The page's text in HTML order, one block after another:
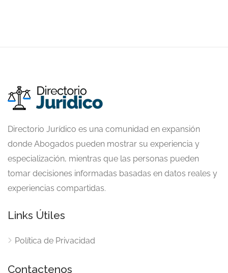
Directorio Jurídico es una comunidad en expansión
donde Abogados pueden mostrar su experiencia y
especialización, mientras que las personas pueden
tomar decisiones informadas basadas en datos reales y
experiencias compartidas.
Links Útiles
Política de Privacidad
Contactenos